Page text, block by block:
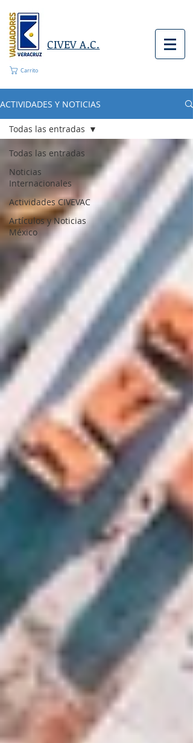
CIVEV A.C.
Carrito
ACTIVIDADES Y NOTICIAS
Todas las entradas
Noticias
Internacionales
Actividades CIVEVAC
Artículos y Noticias
México
Todas las entradas